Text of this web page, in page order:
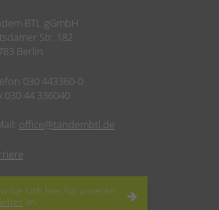
BTL gGmbH
Str. 182
Berlin
030 443360-0
030 44 336040
office@tandembtl.de
Sie sich hier für unseren
an.